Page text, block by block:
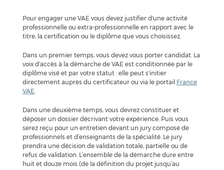
Pour engager une VAE vous devez justifier d'une activité
professionnelle ou extra-professionnelle en rapport avec le
titre, la certification ou le diplôme que vous choisissez.
Dans un premier temps, vous devez vous porter candidat. La
voix d'accès à la démarche de VAE est conditionnée par le
diplôme visé et par votre statut : elle peut s'initier
directement auprès du certificateur ou via le portail France
VAE
Dans une deuxième temps, vous devrez constituer et
déposer un dossier décrivant votre expérience. Puis vous
serez reçu pour un entretien devant un jury composé de
professionnels et d’enseignants de la spécialité. Le jury
prendra une décision de validation totale, partielle ou de
refus de validation. L’ensemble de la démarche dure entre
huit et douze mois (de la définition du projet jusqu’au